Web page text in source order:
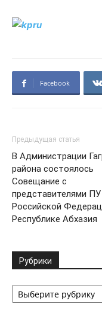
Facebook
Предыдущая статья
В Администрации
района состоялось
Совещание с
представителями
Российской
Республике Абхазия
Рубрики
Рубрики